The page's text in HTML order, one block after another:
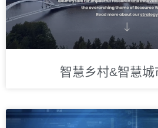
智慧乡村&智慧城